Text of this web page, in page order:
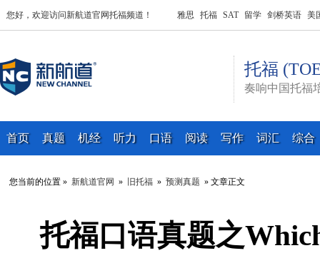
您好，欢迎访问新航道官网托福频道！ 雅思 托福 SAT 留学 剑桥英语 美
托福
奏响中国托福
首页 真题 机经 听力 口语 阅读 写作 词汇 综合
您当前的位置 » 新航道官网 » 旧托福 » 预测真题 » 文章正文
托福口语真题之